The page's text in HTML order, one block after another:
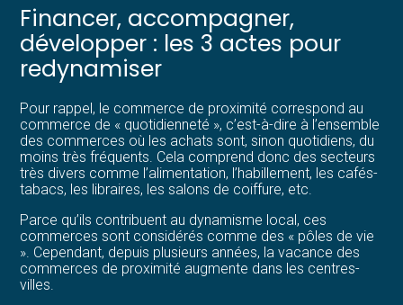
Financer, accompagner,
développer : les 3 actes pour
redynamiser
Pour rappel, le commerce de proximité correspond au
commerce de « quotidienneté », c’est-à-dire à l’ensemble
des commerces où les achats sont, sinon quotidiens, du
moins très fréquents. Cela comprend donc des secteurs
très divers comme l’alimentation, l’habillement, les cafés-
tabacs, les libraires, les salons de coiffure, etc.
Parce qu’ils contribuent au dynamisme local, ces
commerces sont considérés comme des « pôles de vie
». Cependant, depuis plusieurs années, la vacance des
commerces de proximité augmente dans les centres-
villes.